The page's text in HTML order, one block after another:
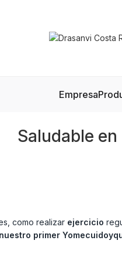
Empresa
Saludable
como realizarejercicio
nuestro primer